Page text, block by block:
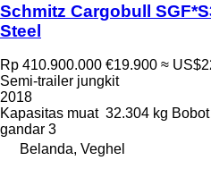
Schmitz Cargobull
Steel
Rp 410.900.000 €19.900 ≈
Semi-trailer jungkit
2018
Kapasitas muat 32.304 kg
gandar 3
Belanda, Veghel